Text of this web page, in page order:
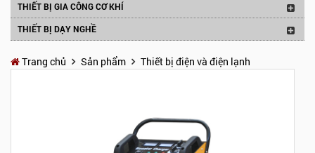
THIẾT BỊ GIA CÔNG CƠ KHÍ
THIẾT BỊ DẠY NGHỀ
Trang chủ Sản phẩm Thiết bị điện và điện lạnh